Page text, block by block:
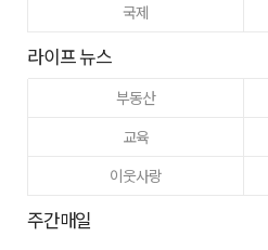
국제
라이프 뉴스
부동산
교육
이웃사랑
주간매일